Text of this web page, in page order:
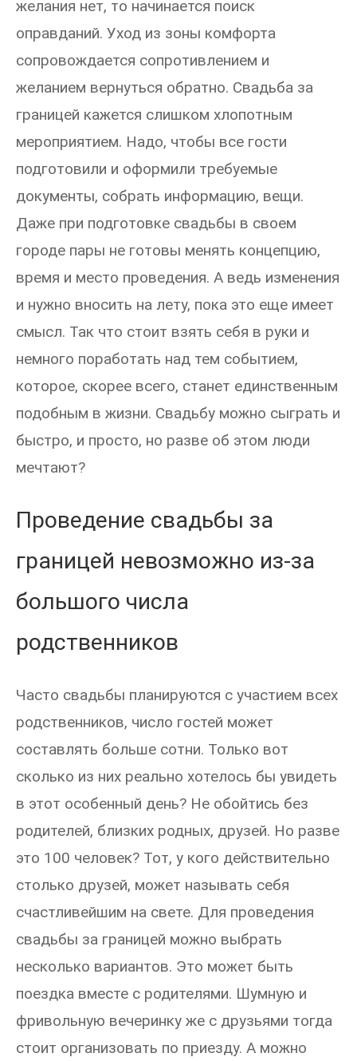
желания нет, то начинается поиск
оправданий. Уход из зоны комфорта
сопровождается сопротивлением и
желанием вернуться обратно. Свадьба за
границей кажется слишком хлопотным
мероприятием. Надо, чтобы все гости
подготовили и оформили требуемые
документы, собрать информацию, вещи.
Даже при подготовке свадьбы в своем
городе пары не готовы менять концепцию,
время и место проведения. А ведь изменения
и нужно вносить на лету, пока это еще имеет
смысл. Так что стоит взять себя в руки и
немного поработать над тем событием,
которое, скорее всего, станет единственным
подобным в жизни. Свадьбу можно сыграть и
быстро, и просто, но разве об этом люди
мечтают?
Проведение свадьбы за
границей невозможно из-за
большого числа
родственников
Часто свадьбы планируются с участием всех
родственников, число гостей может
составлять больше сотни. Только вот
сколько из них реально хотелось бы увидеть
в этот особенный день? Не обойтись без
родителей, близких родных, друзей. Но разве
это 100 человек? Тот, у кого действительно
столько друзей, может называть себя
счастливейшим на свете. Для проведения
свадьбы за границей можно выбрать
несколько вариантов. Это может быть
поездка вместе с родителями. Шумную и
фривольную вечеринку же с друзьями тогда
стоит организовать по приезду. А можно